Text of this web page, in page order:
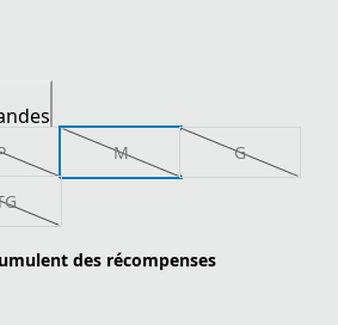
M G
des récompenses